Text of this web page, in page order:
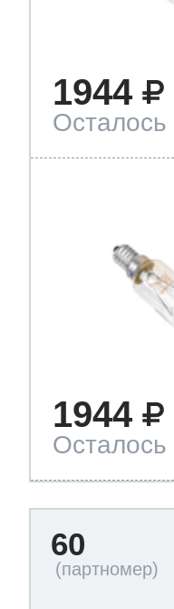
1944
Осталось
1944
Осталось
60